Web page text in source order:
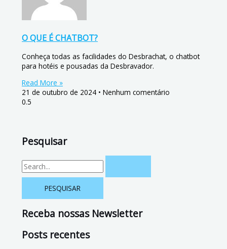
O QUE É CHATBOT?
Conheça todas as facilidades do Desbrachat, o chatbot
para hotéis e pousadas da Desbravador.
Read More »
21 de outubro de 2024
Nenhum comentário
Pesquisar
Receba nossas Newsletter
Posts recentes